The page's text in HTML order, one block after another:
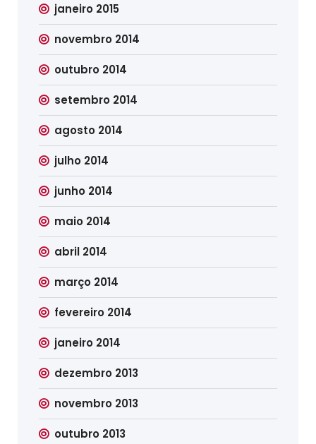
janeiro 2015
novembro 2014
outubro 2014
setembro 2014
agosto 2014
julho 2014
junho 2014
maio 2014
abril 2014
março 2014
fevereiro 2014
janeiro 2014
dezembro 2013
novembro 2013
outubro 2013